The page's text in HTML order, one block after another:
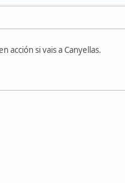
acción si vais a Canyellas.